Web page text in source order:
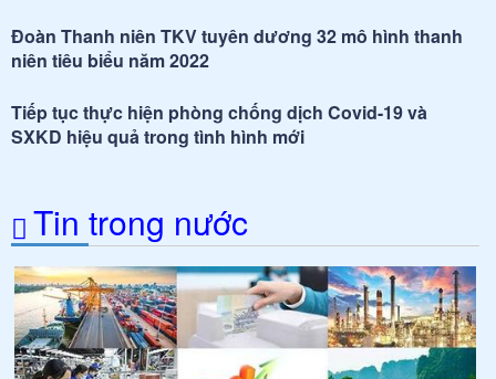
Đoàn Thanh niên TKV tuyên dương 32 mô hình thanh
niên tiêu biểu năm 2022
Tiếp tục thực hiện phòng chống dịch Covid-19 và
SXKD hiệu quả trong tình hình mới
Tin trong nước